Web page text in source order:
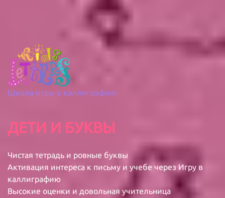
Школа игры в каллиграфию
ДЕТИ И БУКВЫ
Чистая тетрадь и ровные буквы
Активация интереса к письму и учебе через Игру в
каллиграфию
Высокие оценки и довольная учительница